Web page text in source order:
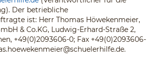
Der betriebliche
ist: Herr Thomas Höwekenmeier,
& Co.KG, Ludwig-Erhard-Straße 2,
+49(0)2093606-0; Fax +49(0)2093606-
.